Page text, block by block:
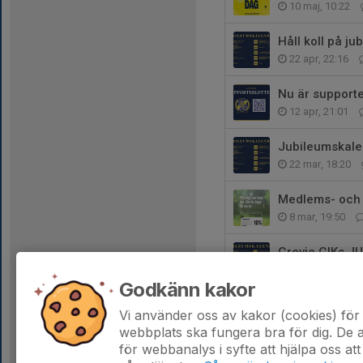
10 maj, 10:22
Håll koll på
22 apr, 22:16
Nu är
12 apr, 21:01
22 mar, 18:20
Medlems-
8 mar, 19:50
Grevie GIKs
1 feb, 19:05
Godkänn kakor
Vi använder oss av kakor (cookies)
webbplats ska fungera bra för dig. De
för webbanalys i syfte att hjälpa oss